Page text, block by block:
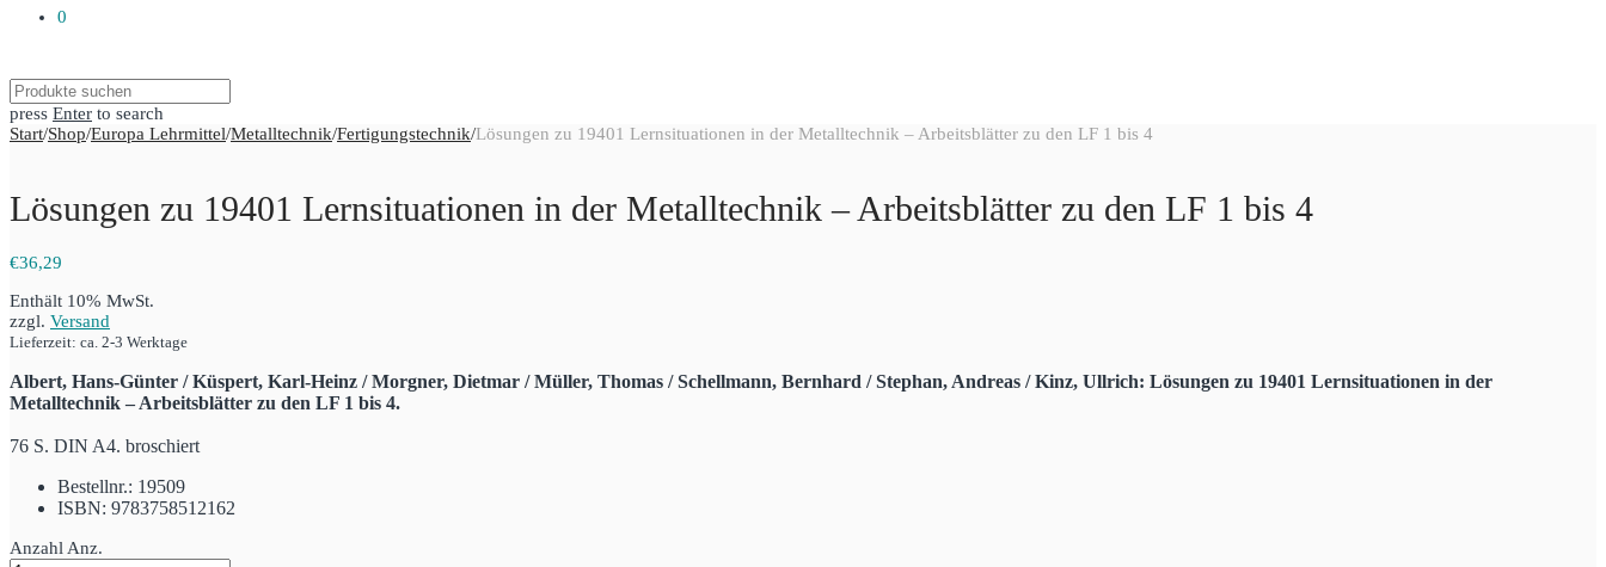
0
press Enter to search
Start/Shop/Europa Lehrmittel/Metalltechnik/Fertigungstechnik/Lösungen zu 19401 Lernsituationen in der Metalltechnik – Arbeitsblätter zu den LF 1 bis 4
Lösungen zu 19401 Lernsituationen in der Metalltechnik – Arbeitsblätter zu den LF 1 bis 4
€36,29
Enthält 10% MwSt.
zzgl. Versand
Lieferzeit: ca. 2-3 Werktage
Albert, Hans-Günter / Küspert, Karl-Heinz / Morgner, Dietmar / Müller, Thomas / Schellmann, Bernhard / Stephan, Andreas / Kinz, Ullrich: Lösungen zu 19401 Lernsituationen in der
Metalltechnik – Arbeitsblätter zu den LF 1 bis 4.
76 S. DIN A4. broschiert
Bestellnr.: 19509
ISBN: 9783758512162
Anzahl Anz.